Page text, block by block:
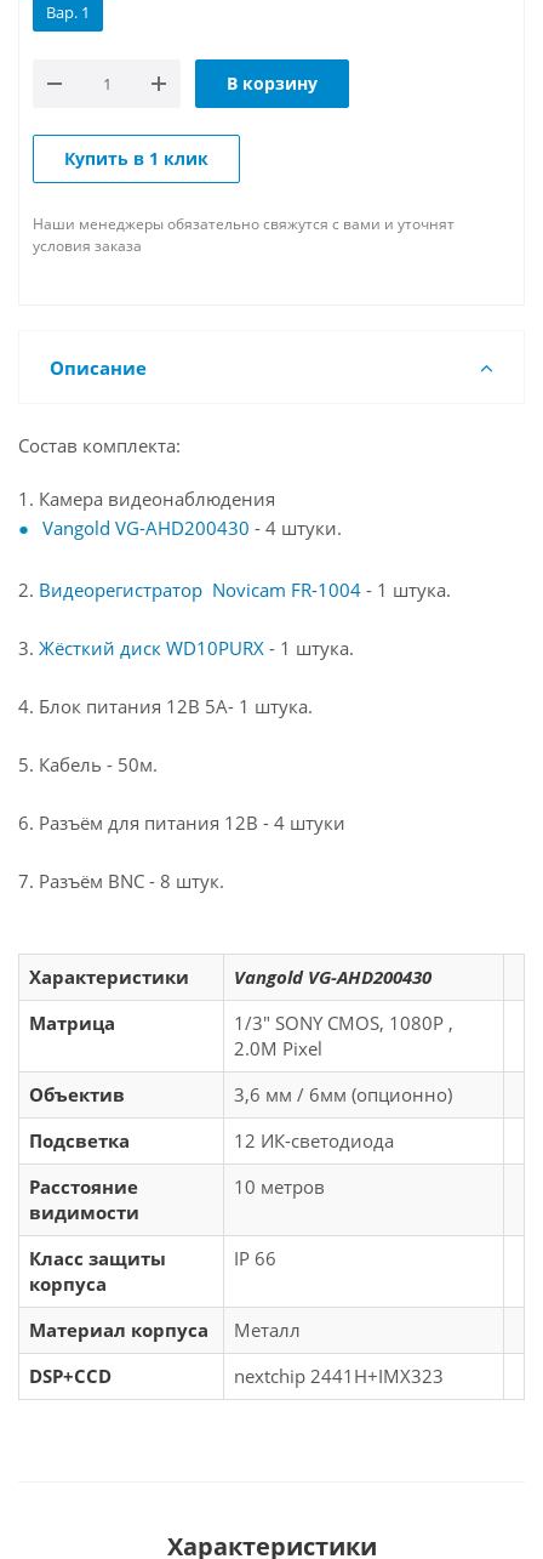
Вар. 1
В корзину
Купить в 1 клик
Наши менеджеры обязательно свяжутся с вами и уточнят
условия заказа
Описание
Состав комплекта:
1. Камера видеонаблюдения
Vangold VG-AHD200430 - 4 штуки.
2. Видеорегистратор Novicam FR-1004 - 1 штука.
3. Жёсткий диск WD10PURX - 1 штука.
4. Блок питания 12В 5А- 1 штука.
5. Кабель - 50м.
6. Разъём для питания 12В - 4 штуки
7. Разъём BNC - 8 штук.
Характеристики
Vangold VG-AHD200430
Матрица
1/3" SONY CMOS, 1080P ,
2.0M Pixel
Объектив
3,6 мм / 6мм (опционно)
Подсветка
12 ИК-светодиода
Расстояние
видимости
10 метров
Класс защиты
корпуса
IP 66
Материал корпуса
Металл
DSP+CCD
nextchip 2441H+IMX323
Характеристики